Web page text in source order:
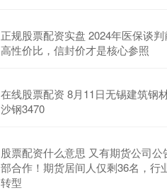
正规股票配资实盘 2024年医保谈
高性价比，信封价才是核心参照
在线股票配资 8月11日无锡建筑钢
沙钢3470
股票配资什么意思 又有期货公司公
部合作！期货居间人仅剩36名，行
转型